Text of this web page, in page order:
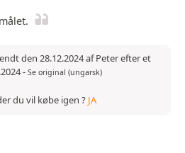
den 28.12.2024 af Peter efter et
- Se original (ungarsk)
du vil købe igen ? JA